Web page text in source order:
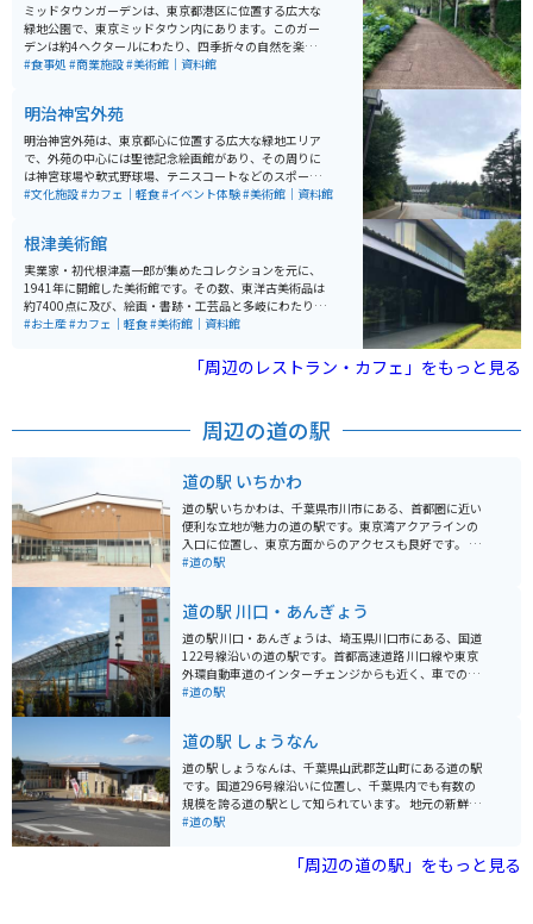
ミッドタウンガーデンは、東京都港区に位置する広大な
緑地公園で、東京ミッドタウン内にあります。このガー
デンは約4ヘクタールにわたり、四季折々の自然を楽し
むことができるオアシスとして、多くの観光客に親しま
ン」の4つのゾーンに分かれており、それぞれが異なる
景観と雰囲気を提供しています。特に、桜やツツジ、ア
ヤメなどの花が咲き誇る季節には、多くの訪問者で賑わ
います。 園内にはベンチや休憩スペースも充実してお
り、のんびりと過ごすことができます。さらに、無線LA
とができます。東京ミッドタウン内のショッピングやレ
ストランエリアも近く、訪れる際には食事や買い物も一
緒に楽しむことができます。
#食事処 #商業施設#美術館｜資料館
明治神宮外苑
明治神宮外苑は、東京都心に位置する広大な緑地エリア
で、外苑の中心には聖徳記念絵画館があり、その周りに
は神宮球場や軟式野球場、テニスコートなどのスポーツ
施設が点在しています。特に秋には、青山通りから続く
も頻繁に開催されており、訪れるたびに新しい発見があ
ります。散策やジョギングにも最適な環境で、都会の喧
騒を忘れてリフレッシュできる場所です。
#文化施設#カフェ｜軽食#イベント体験#美術館｜資料館
根津美術館
実業家・初代根津嘉一郎が集めたコレクションを元に、
1941年に開館した美術館です。その数、東洋古美術品は
約7400点に及び、絵画・書跡・工芸品と多岐にわたりま
す。特に茶道具と仏教美術の内容が豊かで、毎年7～8
フェ「NEZUCAFE」では、美しい庭園を見ながら、ドリ
ンクやスイーツなどを楽しむことができます。また館内
#お土産#カフェ｜軽食#美術館｜資料館
「周辺のレストラン・カフェ」をもっと見る
周辺の道の駅
道の駅 いちかわ
道の駅 いちかわは、千葉県市川市にある、首都圏に近い
便利な立地が魅力の道の駅です。東京湾アクアラインの
入口に位置し、東京方面からのアクセスも良好です。 地
元の新鮮な農産物が購入できる直売所は、道の駅 いちか
最適な品々が並びます。 また、レストランでは、地元産
の食材をふんだんに使った料理を楽しむことができま
す。東京湾を一望できる展望デッキも併設されており、
ドライブの休憩に最適です。 バイクで訪れる場合、道の
駅 いちかわには、広々とした駐車場が完備されているの
戸川や国府台など、自然豊かな観光スポットも点在して
います。少し足を延ばせば、東京ディズニーリゾートに
もアクセス可能です。
#道の駅
道の駅 川口・あんぎょう
道の駅 川口・あんぎょうは、埼玉県川口市にある、国道
122号線沿いの道の駅です。首都高速道路 川口線や東京
外環自動車道のインターチェンジからも近く、車でのア
クセスが良好です。 地元農産物の直売所では、新鮮な野
の調理器具も販売しており、お土産に最適です。 また、
食事処では、地元産の食材を使用した料理を楽しむこと
ができます。おすすめは、新鮮な野菜をたっぷり使った
「あんぎょううどん」です。 バイクで訪れる場合、道の
駅に隣接する荒川河川敷には、広々とした無料駐車場が
は、荒川の土手沿いを走るサイクリングロードもあり、
#道の駅
道の駅 しょうなん
道の駅 しょうなんは、千葉県山武郡芝山町にある道の駅
です。国道296号線沿いに位置し、千葉県内でも有数の
規模を誇る道の駅として知られています。 地元の新鮮な
農産物が購入できる農産物直売所や、地元食材を使った
たピーナッツソフトクリームは、道の駅 しょうなんを訪
れたらぜひ味わいたい一品です。 バイクで訪れる場合、
#道の駅
「周辺の道の駅」をもっと見る